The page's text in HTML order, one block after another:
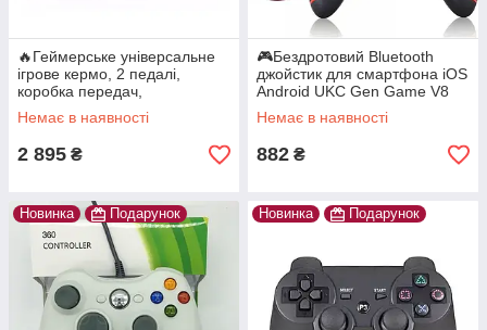
🔥Геймерське універсальне
ігрове кермо, 2 педалі,
коробка передач,
PC/PS3/PS4/Android 4в1
Немає в наявності
2 895 ₴
🎮Бездротовий Bluetooth
джойстик для смартфона iOS
Android UKC Gen Game V8
Black/Red
Немає в наявності
882 ₴
Новинка Подарунок Новинка Подарунок